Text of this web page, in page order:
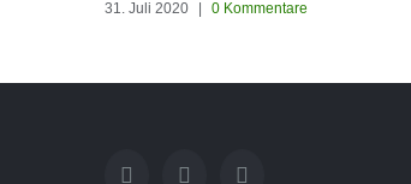
31. Juli 2020 | 0 Kommentare